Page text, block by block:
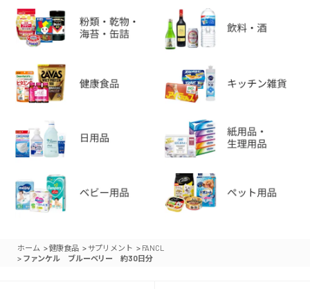
ホーム >健康食品 >サプリメント > FANCL
> ファンケル ブルーベリー 約30日分